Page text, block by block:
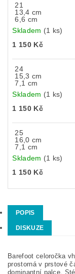
21
13,4 cm
6,6 cm
Skladem (1 ks)
1 150 Kč
24
15,3 cm
7,1 cm
Skladem (1 ks)
1 150 Kč
25
16,0 cm
7,1 cm
Skladem (1 ks)
1 150 Kč
POPIS
DISKUZE
Barefoot celoročka
prostorná v prstové
dominantní palce.